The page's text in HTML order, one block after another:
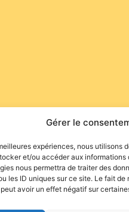
Gérer le
expériences, nous utilisons
et/ou accéder aux informations
nous permettra de traiter des
les ID uniques sur ce site. Le fait de
avoir un effet négatif sur